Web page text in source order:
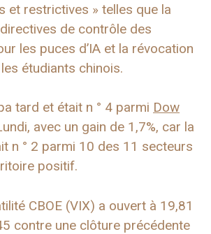
et restrictives » telles que la
de contrôle des
les puces d’IA et la révocation
étudiants chinois.
tard et était n ° 4 parmi Dow
avec un gain de 1,7%, car la
n ° 2 parmi 10 des 11 secteurs
positif.
CBOE (VIX) a ouvert à 19,81
contre une clôture précédente